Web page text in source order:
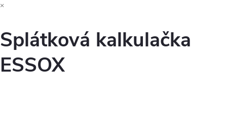
×
Splátková kalkulačka
ESSOX